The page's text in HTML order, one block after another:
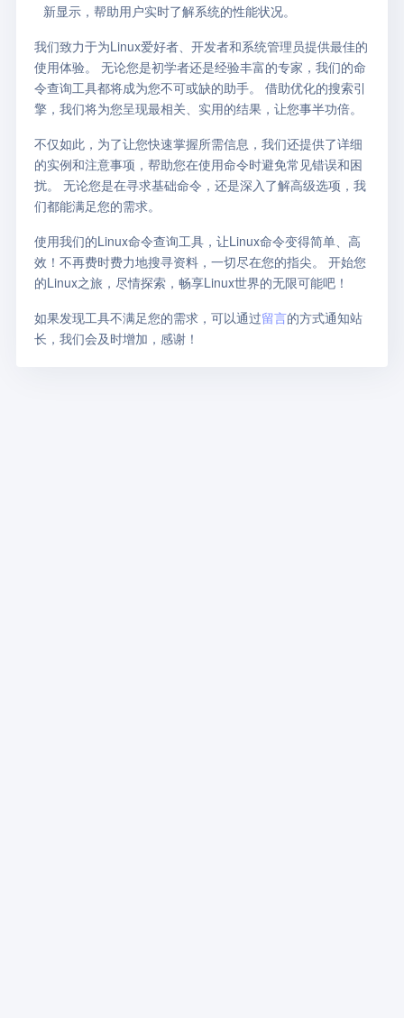
新显示，帮助用户实时了解系统的性能状况。
我们致力于为Linux爱好者、开发者和系统管理员提供最佳的
使用体验。 无论您是初学者还是经验丰富的专家，我们的命
令查询工具都将成为您不可或缺的助手。 借助优化的搜索引
擎，我们将为您呈现最相关、实用的结果，让您事半功倍。
不仅如此，为了让您快速掌握所需信息，我们还提供了详细
的实例和注意事项，帮助您在使用命令时避免常见错误和困
扰。 无论您是在寻求基础命令，还是深入了解高级选项，我
们都能满足您的需求。
使用我们的Linux命令查询工具，让Linux命令变得简单、高
效！不再费时费力地搜寻资料，一切尽在您的指尖。 开始您
的Linux之旅，尽情探索，畅享Linux世界的无限可能吧！
如果发现工具不满足您的需求，可以通过留言的方式通知站
长，我们会及时增加，感谢！